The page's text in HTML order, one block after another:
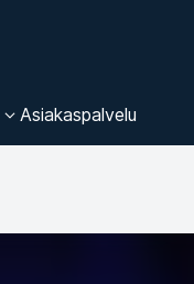
Asiakas­palvelu